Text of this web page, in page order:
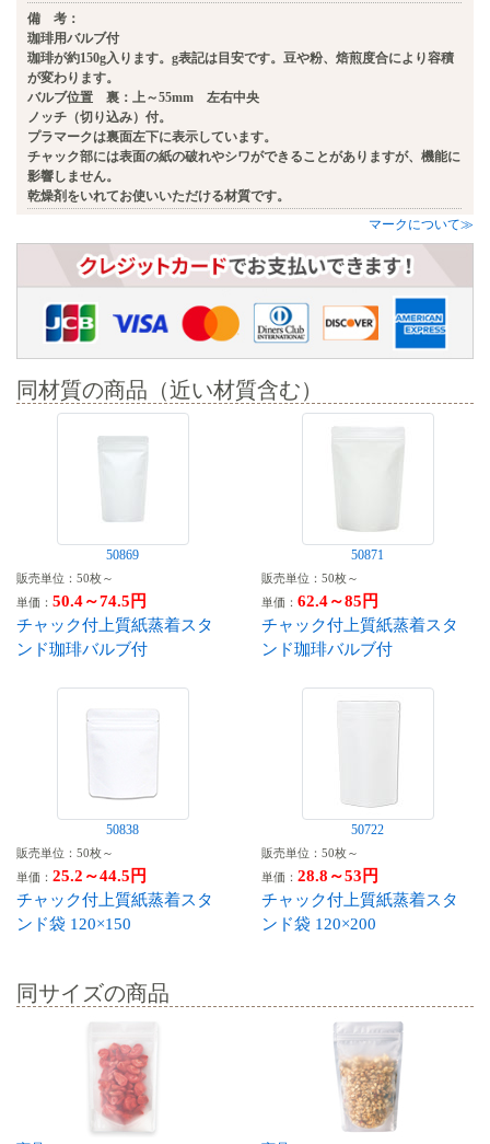
備 考：
珈琲用バルブ付
珈琲が約150g入ります。g表記は目安です。豆や粉、焙煎度合により容積
が変わります。
バルブ位置 裏：上～55mm 左右中央
ノッチ（切り込み）付。
プラマークは裏面左下に表示しています。
チャック部には表面の紙の破れやシワができることがありますが、機能に
影響しません。
乾燥剤をいれてお使いいただける材質です。
マークについて≫
同材質の商品（近い材質含む）
50869
販売単位：50枚～
単価： 50.4～74.5円
チャック付上質紙蒸着スタ
ンド珈琲バルブ付
50871
販売単位：50枚～
単価： 62.4～85円
チャック付上質紙蒸着スタ
ンド珈琲バルブ付
50838
販売単位：50枚～
単価： 25.2～44.5円
チャック付上質紙蒸着スタ
ンド袋 120×150
50722
販売単位：50枚～
単価： 28.8～53円
チャック付上質紙蒸着スタ
ンド袋 120×200
同サイズの商品